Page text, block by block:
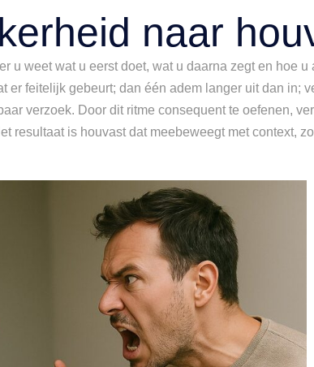
naar
u weet wat u eerst doet, wat u daarna zegt en hoe
er feitelijk gebeurt; dan één adem langer uit dan in;
verzoek. Door dit ritme consequent te oefenen,
resultaat is houvast dat meebeweegt met context,